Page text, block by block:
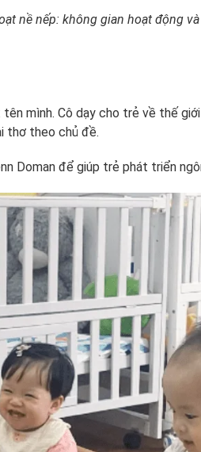
nề nếp: không gian hoạt động
mình. Cô dạy cho trẻ về thế
thơ theo chủ đề.
Doman để giúp trẻ phát triển